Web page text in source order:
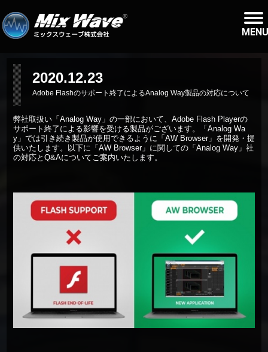
MENU
2020.12.23
Adobe Flashのサポート終了によるAnalog Way製品の対応について
弊社取扱い「 Analog Way」の一部において、Adobe Flash Playerの
サポート終了による影響を受ける製品がございます。「 Analog Wa
y」では引き続き製品が使用できるように「AW Browser」を開発・提
供いたします。以下に「AW Browser」に関しての「 Analog Way」社
の対応とQ&Aについてご案内いたします。